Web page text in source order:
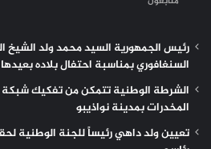
رئيس الجمهورية السيد محمد ولد الشيخ
السنغافوري بمناسبة احتفال بلاده
الشرطة الوطنية تتمكن من تفكيك شبكة
المخدرات بمدينة نواذيبو
تعيين ولد داهي رئيساً للجنة الوطنية